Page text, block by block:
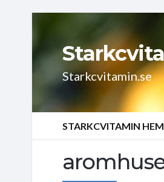
Starkcvitamin.se
STARKCVITAMIN HEM